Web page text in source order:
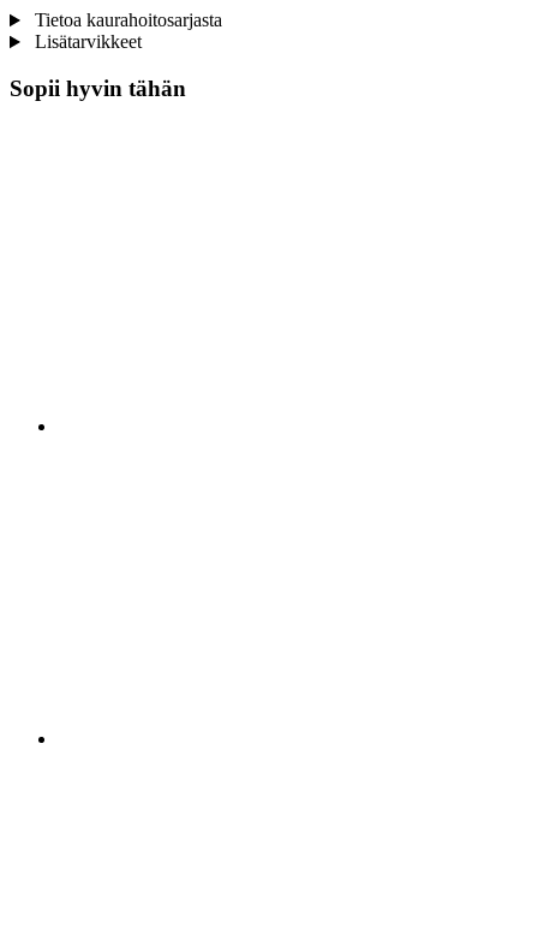
Tietoa kaurahoitosarjasta
Lisätarvikkeet
Sopii hyvin tähän